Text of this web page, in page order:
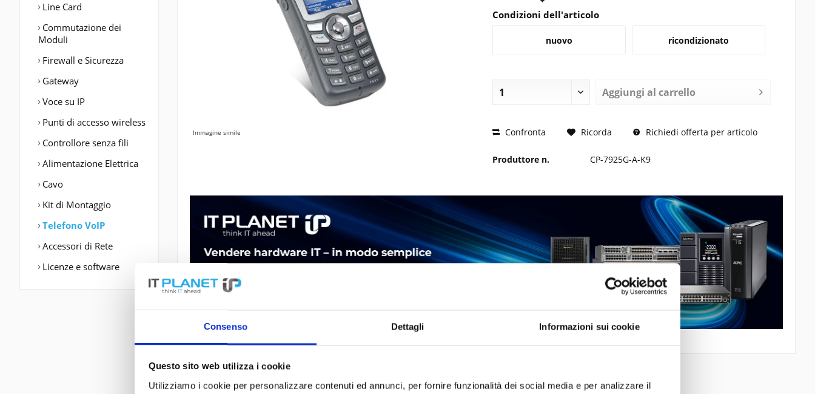
Consenso Dettagli Informazioni sui cookie
Questo sito web utilizza i cookie
Utilizziamo i cookie per personalizzare contenuti ed annunci, per fornire funzionalità dei social media e per analizzare il
Line Card
Commutazione dei
Moduli
Firewall e Sicurezza
Gateway
Voce su IP
Punti di accesso wireless
Controllore senza fili
Alimentazione Elettrica
Cavo
Kit di Montaggio
Telefono VoIP
Accessori di Rete
Licenze e software
Immagine simile
Condizioni dell'articolo
nuovo ricondizionato
Aggiungi al carrello
PREZZO RICHIESTO
Confronta Ricorda Richiedi offerta per articolo
Produttore n. CP-7925G-A-K9
DESCRIZIONE LEASING SERVICE SICUREZZA DEL PRODOTTO